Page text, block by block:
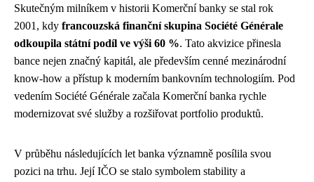
Skutečným milníkem v historii Komerční banky se stal rok
2001, kdy francouzská finanční skupina Société Générale
odkoupila státní podíl ve výši 60 %. Tato akvizice přinesla
bance nejen značný kapitál, ale především cenné mezinárodní
know-how a přístup k moderním bankovním technologiím. Pod
vedením Société Générale začala Komerční banka rychle
modernizovat své služby a rozšiřovat portfolio produktů.
V průběhu následujících let banka významně posílila svou
pozici na trhu. Její IČO se stalo symbolem stability a